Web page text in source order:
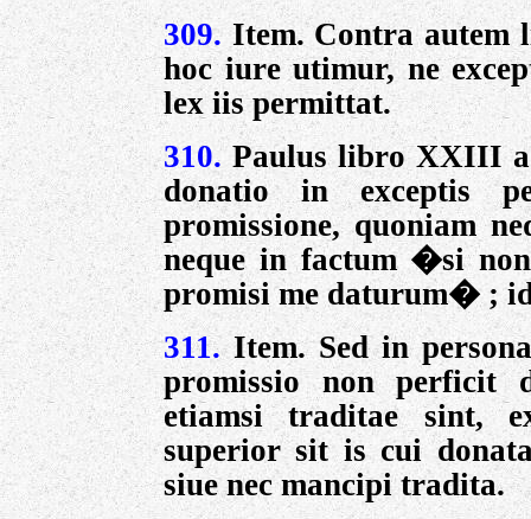
309. Item. Contra autem
hoc iure utimur, ne
lex iis permittat.
310. Paulus libro XXIII
donatio in exceptis
promissione, quoniam
neque in factum �si
promisi me daturum� ;
311. Item. Sed in
promissio non perficit
etiamsi traditae sint,
superior sit is cui
siue nec mancipi tradita.